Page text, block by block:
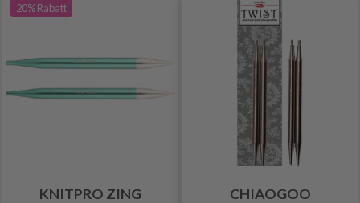
20% Rabatt
KNITPRO ZING
CHIAOGOO